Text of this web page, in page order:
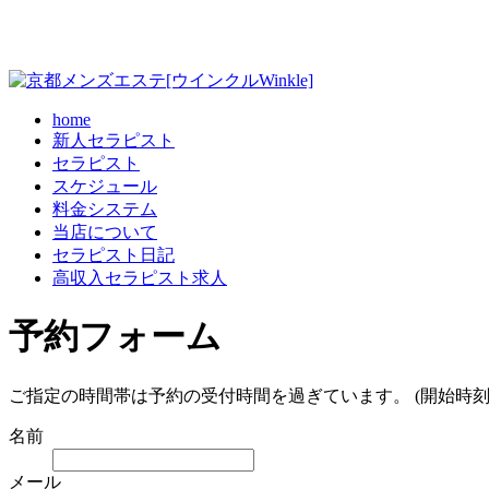
home
新人セラピスト
セラピスト
スケジュール
料金システム
当店について
セラピスト日記
高収入セラピスト求人
予約フォーム
ご指定の時間帯は予約の受付時間を過ぎています。 (開始時
名前
メール